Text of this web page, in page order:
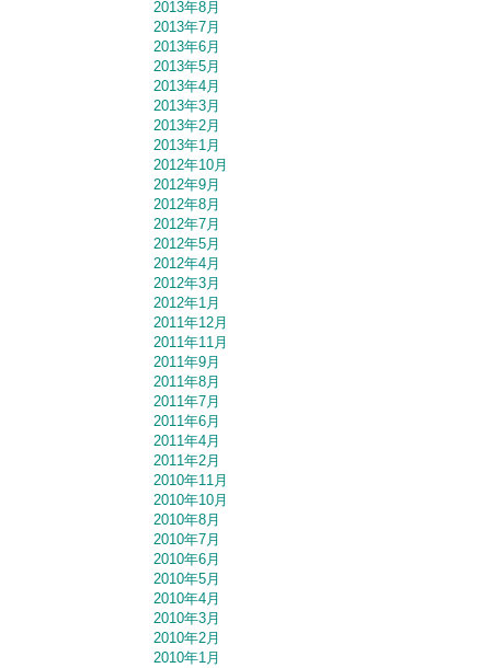
2013年8月
2013年7月
2013年6月
2013年5月
2013年4月
2013年3月
2013年2月
2013年1月
2012年10月
2012年9月
2012年8月
2012年7月
2012年5月
2012年4月
2012年3月
2012年1月
2011年12月
2011年11月
2011年9月
2011年8月
2011年7月
2011年6月
2011年4月
2011年2月
2010年11月
2010年10月
2010年8月
2010年7月
2010年6月
2010年5月
2010年4月
2010年3月
2010年2月
2010年1月